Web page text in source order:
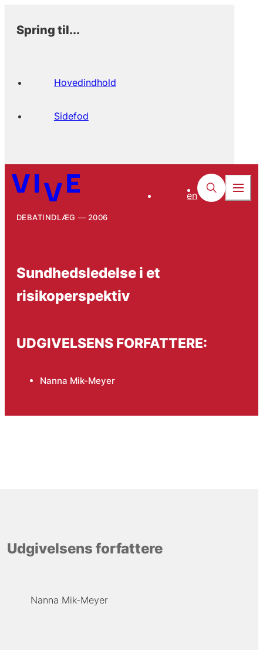
Spring til...
Hovedindhold
Sidefod
en
DEBATINDLÆG 2006
Sundhedsledelse i et
risikoperspektiv
UDGIVELSENS FORFATTERE:
Nanna Mik-Meyer
Udgivelsens forfattere
Nanna Mik-Meyer